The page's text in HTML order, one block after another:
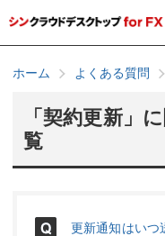
ホーム よくある質問
「契約更新」
覧
更新通知はいつ